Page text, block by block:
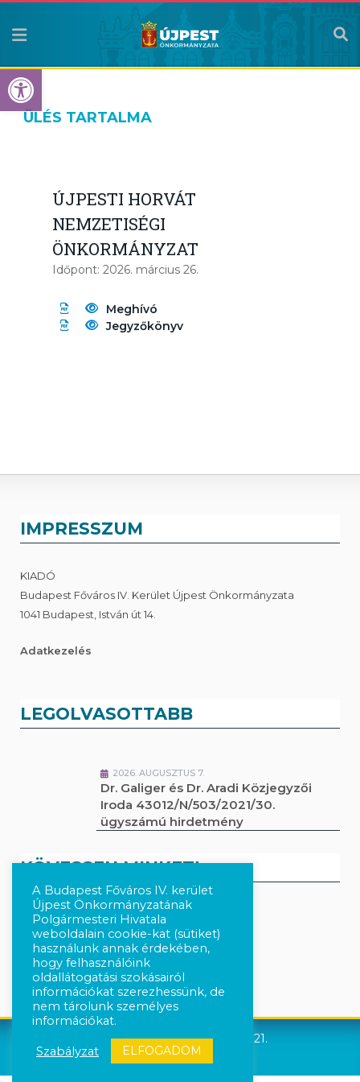
Eszköztár megnyitása
ÜLÉS TARTALMA
ÚJPESTI HORVÁT
NEMZETISÉGI
ÖNKORMÁNYZAT
Időpont: 2026. március 26.
Meghívó
Jegyzőkönyv
IMPRESSZUM
KIADÓ
Budapest Főváros IV. Kerület Újpest Önkormányzata
1041 Budapest, István út 14.
Adatkezelés
LEGOLVASOTTABB
2026. AUGUSZTUS 7.
Dr. Galiger és Dr. Aradi Közjegyzői
Iroda 43012/N/503/2021/30.
ügyszámú hirdetmény
KÖVESSEN MINKET!
Kövesse a híreket Facebook-on
Követés Instagram-on
Újpest Önkormányzata © 2021.
A Budapest Főváros IV. kerület
Újpest Önkormányzatának
Polgármesteri Hivatala
weboldalain cookie-kat (sütiket)
használunk annak érdekében,
hogy felhasználóink
oldallátogatási szokásairól
információkat szerezhessünk, de
nem tárolunk személyes
információkat.
Szabályzat ELFOGADOM